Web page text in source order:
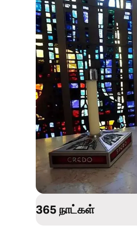
365 நாட்கள்